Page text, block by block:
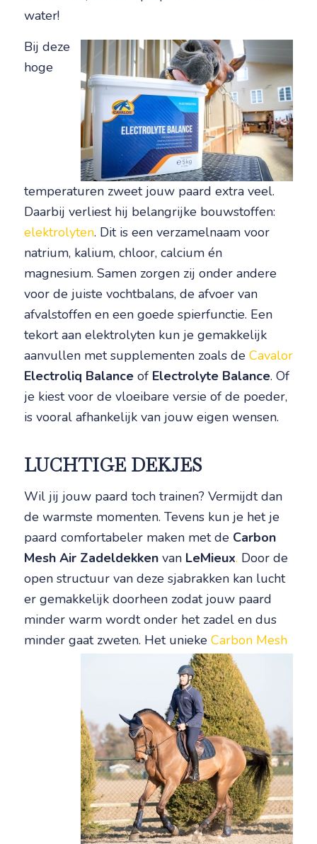
water!
Bij deze
hoge
temperaturen zweet jouw paard extra veel.
Daarbij verliest hij belangrijke bouwstoffen:
elektrolyten. Dit is een verzamelnaam voor
natrium, kalium, chloor, calcium én
magnesium. Samen zorgen zij onder andere
voor de juiste vochtbalans, de afvoer van
afvalstoffen en een goede spierfunctie. Een
tekort aan elektrolyten kun je gemakkelijk
aanvullen met supplementen zoals de Cavalor
Electroliq Balanceof Electrolyte Balance. Of
je kiest voor de vloeibare versie of de poeder,
is vooral afhankelijk van jouw eigen wensen.
LUCHTIGE DEKJES
Wil jij jouw paard toch trainen? Vermijdt dan
de warmste momenten. Tevens kun je het je
paard comfortabeler maken met de Carbon
Mesh Air Zadeldekkenvan LeMieux. Door de
open structuur van deze sjabrakken kan lucht
er gemakkelijk doorheen zodat jouw paard
minder warm wordt onder het zadel en dus
minder gaat zweten. Het unieke Carbon Mesh